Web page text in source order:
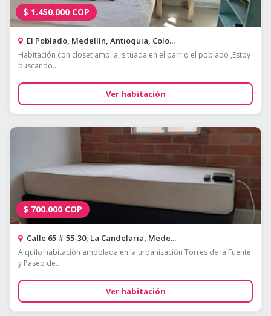
$ 1.450.000 COP
El Poblado, Medellín, Antioquia, Colo...
Habitación con closet amplia, situada en el barrio el poblado ,Estoy
buscando...
Ver habitación
$ 700.000 COP
Calle 65 # 55-30, La Candelaria, Mede...
Alquilo habitación amoblada en la urbanización Torres de la Fuente
y Paseo de...
Ver habitación